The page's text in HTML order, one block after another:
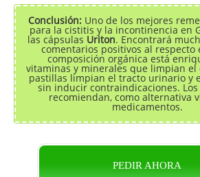
Conclusión:Uno de los mejores
para la cistitis y la incontinencia en
las cápsulas Uriton. Encontrará
comentarios positivos al respecto
composición orgánica está
vitaminas y minerales que limpian el
pastillas limpian el tracto urinario y
sin inducir contraindicaciones. Los
recomiendan, como alternativa
medicamentos.
PEDIR AHORA